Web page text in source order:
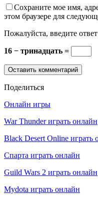
Сохраните мое имя,
этом браузере для
Пожалуйста, введите
16 − тринадцать =
Поделиться
Онлайн игры
War Thunder играть онлайн
Black Desert Online играть
Спарта играть онлайн
Guild Wars 2 играть онлайн
Mydota играть онлайн